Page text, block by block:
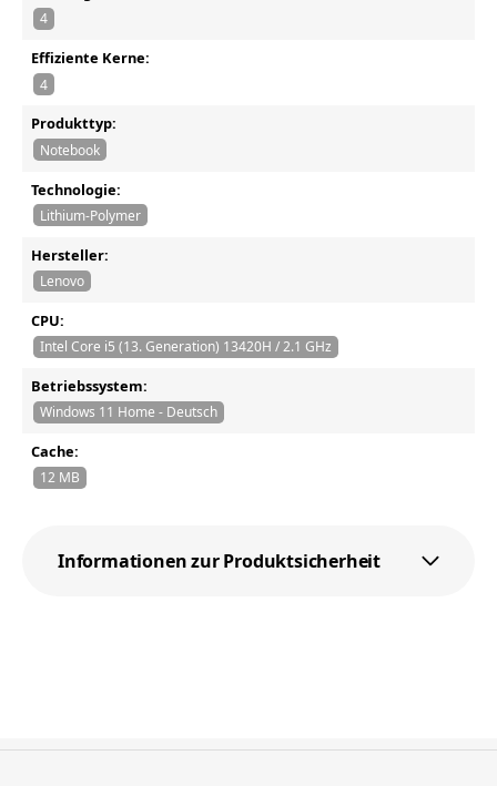
4
Effiziente Kerne:
4
Produkttyp:
Notebook
Technologie:
Lithium-Polymer
Hersteller:
Lenovo
CPU:
Intel Core i5 (13. Generation) 13420H / 2.1 GHz
Betriebssystem:
Windows 11 Home - Deutsch
Cache:
12 MB
Informationen zur Produktsicherheit